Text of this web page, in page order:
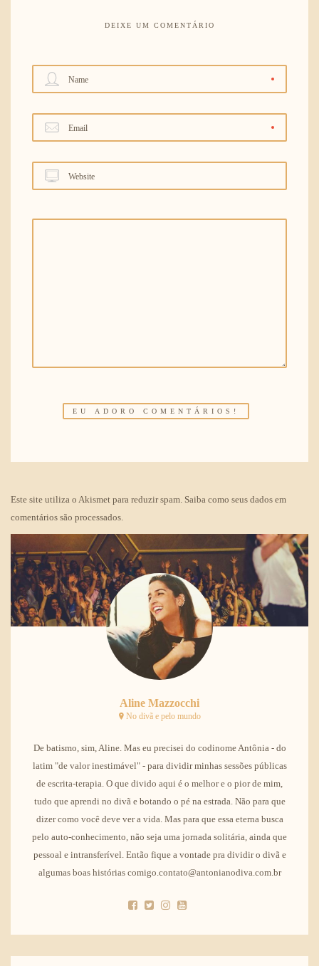
DEIXE UM COMENTÁRIO
Name
Email
Website
Este site utiliza o Akismet para reduzir spam. Saiba como seus dados em
comentários são processados
Aline Mazzocchi
No divã e pelo mundo
De batismo, sim, Aline. Mas eu precisei do codinome Antônia - do
latim "de valor inestimável" - para dividir minhas sessões públicas
de escrita-terapia. O que divido aqui é o melhor e o pior de mim,
tudo que aprendi no divã e botando o pé na estrada. Não para que
dizer como você deve ver a vida. Mas para que essa eterna busca
pelo auto-conhecimento, não seja uma jornada solitária, ainda que
pessoal e intransferível. Então fique a vontade pra dividir o divã e
algumas boas histórias comigo.contato@antonianodiva.com.br